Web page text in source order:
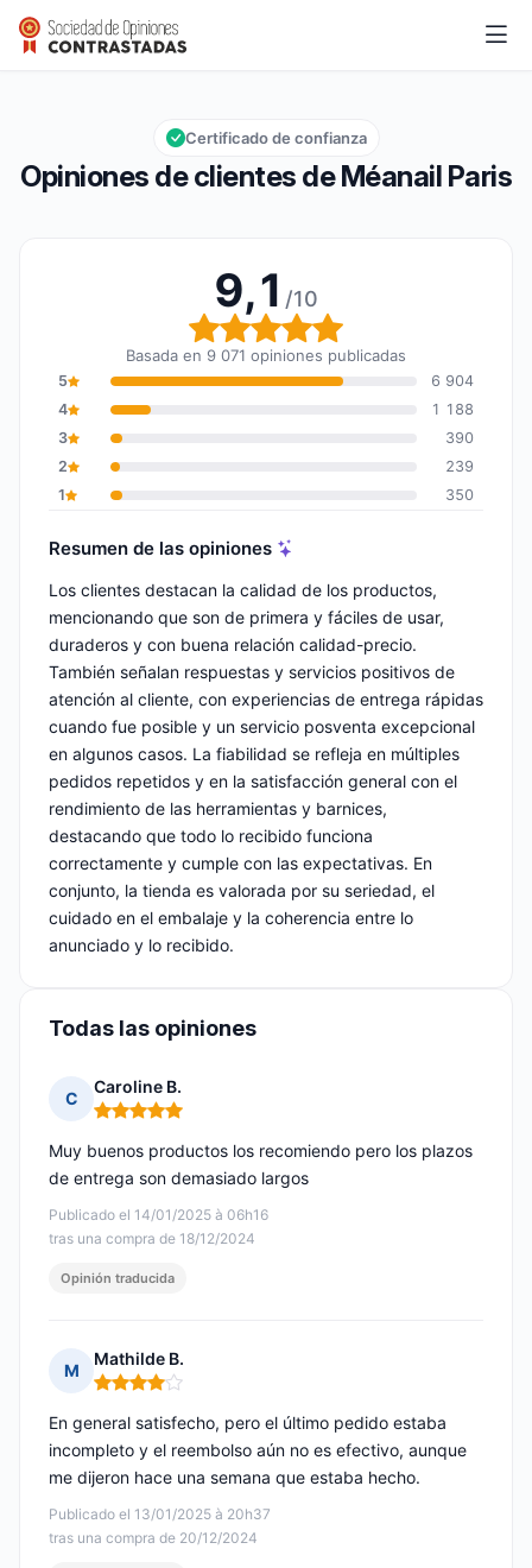
Méanail Paris
Calificación global: 9,1 de 10
9,1/10
Opiniones de clientes de Méanail Paris
Certificado de confianza
9,1 /10
Calificación global: 9,1
Basada en 9 071 opiniones publicadas
5
6 904
4
1 188
3
390
2
239
1
350
Resumen de las opiniones
Los clientes destacan la calidad de los productos,
mencionando que son de primera y fáciles de usar,
duraderos y con buena relación calidad-precio.
También señalan respuestas y servicios positivos de
atención al cliente, con experiencias de entrega rápidas
cuando fue posible y un servicio posventa excepcional
en algunos casos. La fiabilidad se refleja en múltiples
pedidos repetidos y en la satisfacción general con el
rendimiento de las herramientas y barnices,
destacando que todo lo recibido funciona
correctamente y cumple con las expectativas. En
conjunto, la tienda es valorada por su seriedad, el
cuidado en el embalaje y la coherencia entre lo
anunciado y lo recibido.
Todas las opiniones
C
Caroline B.
Nota: 5 de 5
Publicado el 14/01/2025 à 06h16
tras una compra de 18/12/2024
Muy buenos productos los recomiendo pero los plazos
de entrega son demasiado largos
Opinión traducida
M
Mathilde B.
Nota: 4 de 5
Publicado el 13/01/2025 à 20h37
tras una compra de 20/12/2024
En general satisfecho, pero el último pedido estaba
incompleto y el reembolso aún no es efectivo, aunque
me dijeron hace una semana que estaba hecho.